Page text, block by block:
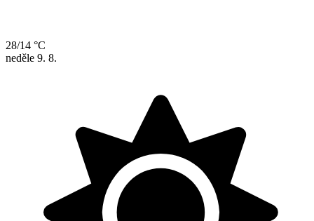
28/14 °C
neděle 9. 8.